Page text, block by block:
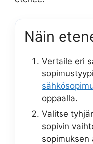
Näin
Vertaile eri
oppaalla.
Valitse
sopivin
sopimuksen